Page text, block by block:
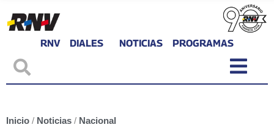
RNV DIALES NOTICIAS PROGRAMAS
Inicio / Noticias / Nacional